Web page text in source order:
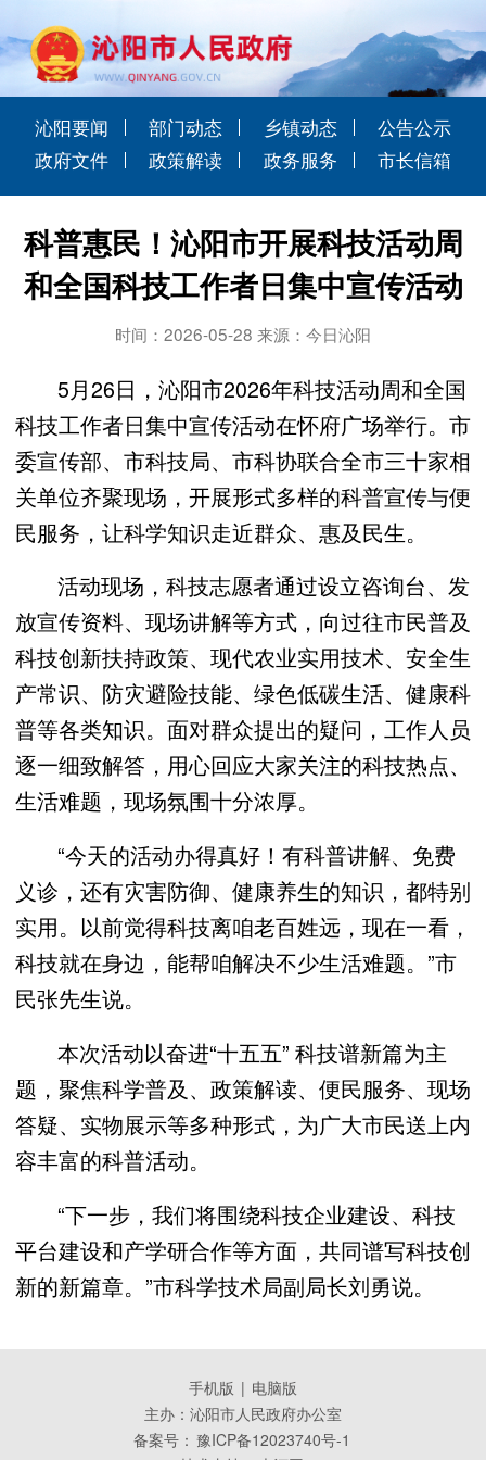
沁阳要闻 部门动态 乡镇动态
公告公示
政府文件
政策解读 政务服务 市长信箱
科普惠民！沁阳市开展科技活动周
和全国科技工作者日集中宣传活动
时间：2026-05-28 来源：今日沁阳
5月26日，沁阳市2026年科技活动周和全国
科技工作者日集中宣传活动在怀府广场举行。市
委宣传部、市科技局、市科协联合全市三十家相
关单位齐聚现场，开展形式多样的科普宣传与便
民服务，让科学知识走近群众、惠及民生。
活动现场，科技志愿者通过设立咨询台、发
放宣传资料、现场讲解等方式，向过往市民普及
科技创新扶持政策、现代农业实用技术、安全生
产常识、防灾避险技能、绿色低碳生活、健康科
普等各类知识。面对群众提出的疑问，工作人员
逐一细致解答，用心回应大家关注的科技热点、
生活难题，现场氛围十分浓厚。
“今天的活动办得真好！有科普讲解、免费
义诊，还有灾害防御、健康养生的知识，都特别
实用。以前觉得科技离咱老百姓远，现在一看，
科技就在身边，能帮咱解决不少生活难题。”市
民张先生说。
本次活动以奋进“十五五” 科技谱新篇为主
题，聚焦科学普及、政策解读、便民服务、现场
答疑、实物展示等多种形式，为广大市民送上内
容丰富的科普活动。
“下一步，我们将围绕科技企业建设、科技
平台建设和产学研合作等方面，共同谱写科技创
新的新篇章。”市科学技术局副局长刘勇说。
手机版 | 电脑版
主办：沁阳市人民政府办公室
备案号： 豫ICP备12023740号-1